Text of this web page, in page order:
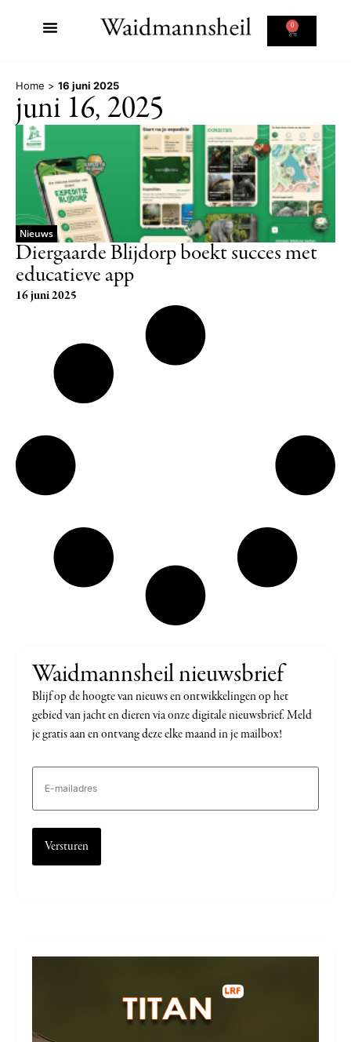
0
Home > 16 juni 2025
juni 16, 2025
Nieuws
Diergaarde Blijdorp boekt succes met
educatieve app
16 juni 2025
Waidmannsheil nieuwsbrief
Blijf op de hoogte van nieuws en ontwikkelingen op het
gebied van jacht en dieren via onze digitale nieuwsbrief. Meld
je gratis aan en ontvang deze elke maand in je mailbox!
E-
mailadres